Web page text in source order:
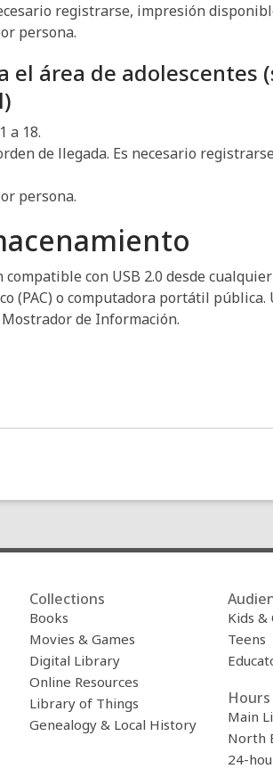
registrarse, impresión
persona.
el área de adolescentes
a 18.
de llegada. Es necesario
persona.
con USB 2.0 desde cualquier
(PAC) o computadora portátil pública.
de Información.
Collections
Books
Movies & Games
Digital Library
Online Resources
Library of Things
Genealogy & Local History
Kids &
Teens
Main
North
24-